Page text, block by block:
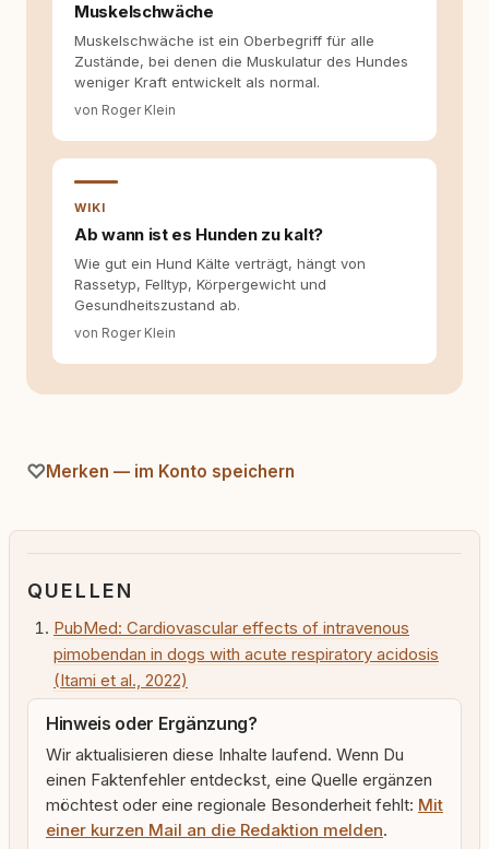
Selbstreflexion und Bereitschaft zum
Hinterfragen zusammenkommen. Mit meinen
Texten möchte ich genau dazu beitragen.
Muskelschwäche
Muskelschwäche ist ein Oberbegriff für alle
Zustände, bei denen die Muskulatur des Hundes
weniger Kraft entwickelt als normal.
von Roger Klein
WIKI
Ab wann ist es Hunden zu kalt?
Wie gut ein Hund Kälte verträgt, hängt von
Rassetyp, Felltyp, Körpergewicht und
Gesundheitszustand ab.
von Roger Klein
Merken — im Konto speichern
QUELLEN
PubMed: Cardiovascular effects of intravenous
pimobendan in dogs with acute respiratory acidosis
(Itami et al., 2022)
Hinweis oder Ergänzung?
Wir aktualisieren diese Inhalte laufend. Wenn Du
einen Faktenfehler entdeckst, eine Quelle ergänzen
möchtest oder eine regionale Besonderheit fehlt: Mit
einer kurzen Mail an die Redaktion melden.